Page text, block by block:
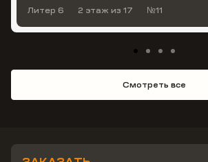
Литер 6
2 этаж из 17 №11
Смотреть все